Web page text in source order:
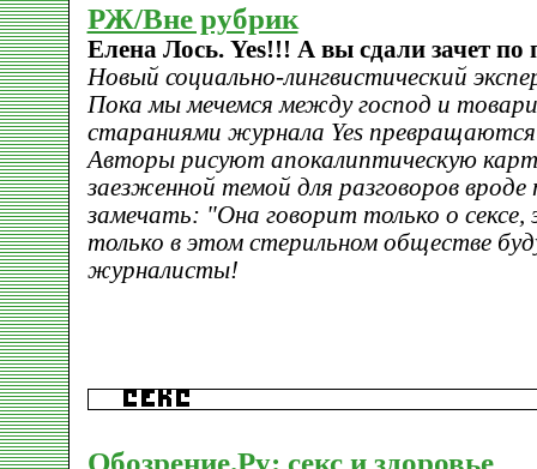
РЖ/Вне рубрик
Елена Лось. Yes!!! А вы сдали зачет по
Новый социально-лингвистический
Пока мы мечемся между господ и
стараниями журнала Yes
Авторы рисуют апокалиптическую
заезженной темой для разговоров
замечать: "Она говорит только о
только в этом стерильном обществе
журналисты!
Обозрение.Ру: секс и здоровье